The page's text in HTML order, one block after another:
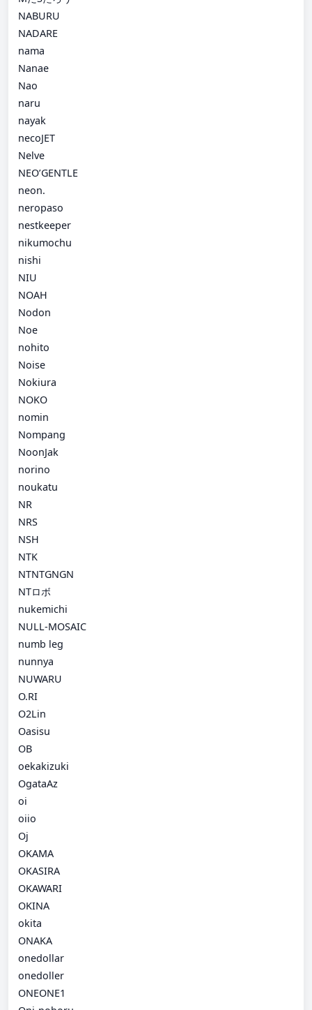
NABURU
NADARE
nama
Nanae
Nao
naru
nayak
necoJET
Nelve
NEO’GENTLE
neon.
neropaso
nestkeeper
nikumochu
nishi
NIU
NOAH
Nodon
Noe
nohito
Noise
Nokiura
NOKO
nomin
Nompang
NoonJak
norino
noukatu
NR
NRS
NSH
NTK
NTNTGNGN
NTロボ
nukemichi
NULL-MOSAIC
numb leg
nunnya
NUWARU
O.RI
O2Lin
Oasisu
OB
oekakizuki
OgataAz
oi
oiio
Oj
OKAMA
OKASIRA
OKAWARI
OKINA
okita
ONAKA
onedollar
onedoller
ONEONE1